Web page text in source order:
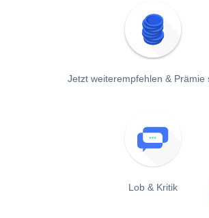
Jetzt weiterempfehlen & Prämie
Lob & Kritik